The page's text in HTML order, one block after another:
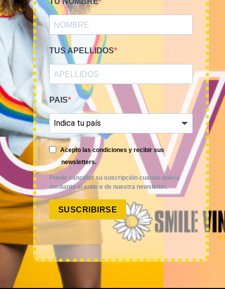
Smile Vintage es una empresa mayorista con una amplia
trayectoria internacional que cuenta con un equipo
experimentado y especializado en el sector de la moda.
MI CUENTA
TUS APELLIDOS
PAIS
Acepto las condiciones y recibir sus
newsletters.
Puede cancelar su suscripción cuando quiera
mediante el enlace de nuestra newsletter.
SUSCRIBIRSE